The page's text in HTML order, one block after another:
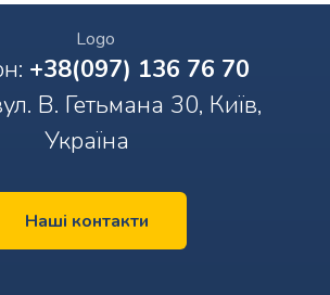
+38(097) 136 76 70
В. Гетьмана 30, Київ,
Україна
Наші контакти